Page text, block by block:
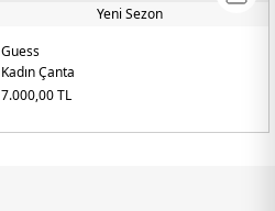
Yeni Sezon
Guess
Kadın Çanta
7.000,00TL